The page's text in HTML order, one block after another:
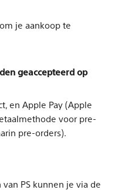
je aankoop te
geaccepteerd op
en Apple Pay (Apple
voor pre-
pre-orders).
PS kunnen je via de